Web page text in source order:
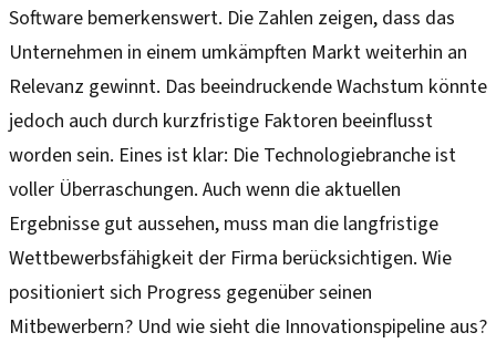
Software bemerkenswert. Die Zahlen zeigen, dass das
Unternehmen in einem umkämpften Markt weiterhin an
Relevanz gewinnt. Das beeindruckende Wachstum könnte
jedoch auch durch kurzfristige Faktoren beeinflusst
worden sein. Eines ist klar: Die Technologiebranche ist
voller Überraschungen. Auch wenn die aktuellen
Ergebnisse gut aussehen, muss man die langfristige
Wettbewerbsfähigkeit der Firma berücksichtigen. Wie
positioniert sich Progress gegenüber seinen
Mitbewerbern? Und wie sieht die Innovationspipeline aus?